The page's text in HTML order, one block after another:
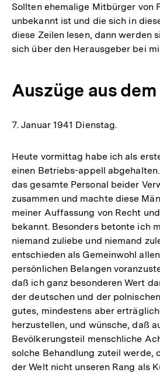
Sollten ehemalige Mitbürger von
unbekannt ist und die sich in
diese Zeilen lesen, dann werden
sich über den Herausgeber bei
Auszüge aus
7. Januar 1941 Dienstag.
Heute vormittag habe ich als
einen Betriebs-appell
das gesamte Personal beider
zusammen und machte diese
meiner Auffassung von Recht
bekannt. Besonders betonte ich
niemand zuliebe und niemand
entschieden als Gemeinwohl
persönlichen Belangen
daß ich ganz besonderen Wert
der deutschen und der
gutes, mindestens aber
herzustellen, und wünsche, daß
Bevölkerungsteil menschliche
solche Behandlung zuteil werde,
der Welt nicht unseren Rang als